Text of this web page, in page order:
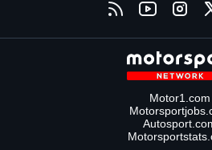
Motor1.com